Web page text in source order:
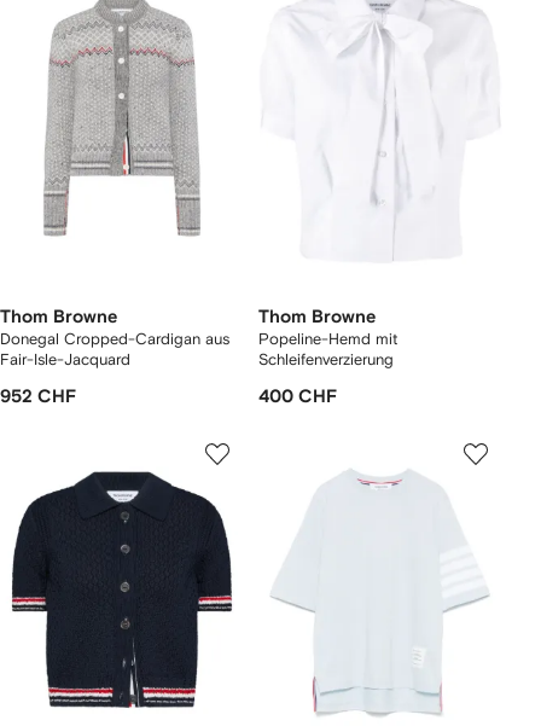
Thom Browne
Donegal Cropped-Cardigan aus
Fair-Isle-Jacquard
952 CHF
Thom Browne
Popeline-Hemd mit
Schleifenverzierung
400 CHF